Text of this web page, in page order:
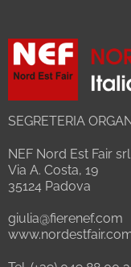
SEGRETERIA
NEF Nord Est Fair srl
Via A. Costa, 19
35124 Padova
giulia@fierenef.com